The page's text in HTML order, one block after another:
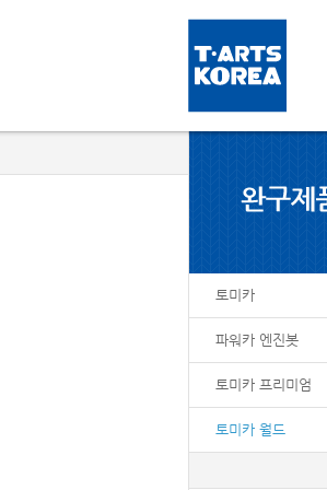
토미카
파워카 엔진봇
토미카 프리미엄
토미카 월드